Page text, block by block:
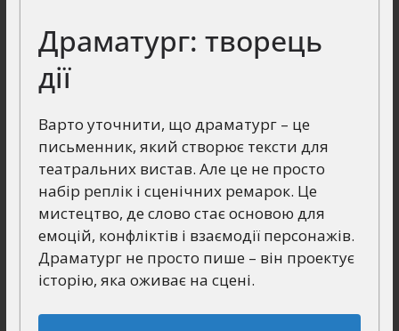
Драматург: творець
дії
Варто уточнити, що драматург – це
письменник, який створює тексти для
театральних вистав. Але це не просто
набір реплік і сценічних ремарок. Це
мистецтво, де слово стає основою для
емоцій, конфліктів і взаємодії персонажів.
Драматург не просто пише – він проектує
історію, яка оживає на сцені.